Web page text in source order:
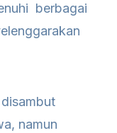
berbagai
namun